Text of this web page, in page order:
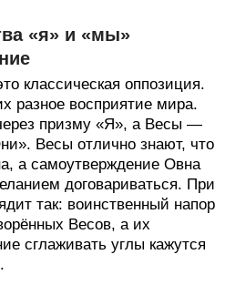
«я» и «мы»
классическая оппозиция.
разное восприятие мира.
призму «Я», а Весы —
Весы отлично знают, что
а самоутверждение Овна
договариваться. При
так: воинственный напор
Весов, а их
сглаживать углы кажутся